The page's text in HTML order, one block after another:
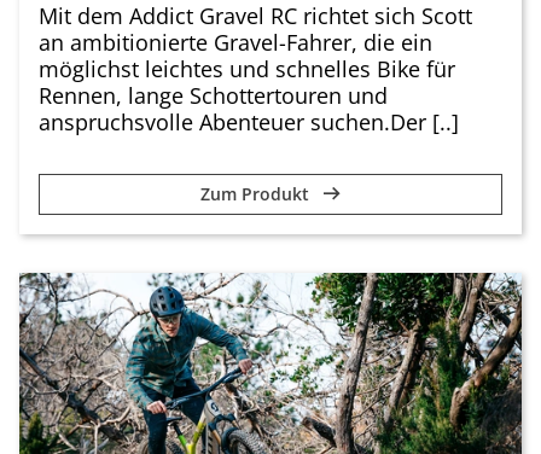
Mit dem Addict Gravel RC richtet sich Scott
an ambitionierte Gravel-Fahrer, die ein
möglichst leichtes und schnelles Bike für
Rennen, lange Schottertouren und
anspruchsvolle Abenteuer suchen.Der [..]
Zum Produkt